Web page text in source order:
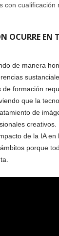
con cualificación
OCURRE EN
de manera
de formación
que la
de
de la IA en
porque